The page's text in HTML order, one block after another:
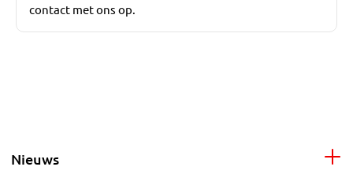
contact met ons op.
Nieuws